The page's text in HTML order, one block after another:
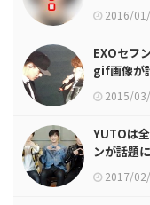
2016/
EXOセフ
gif画像が
2015/
YUTOは
ンが話題に
2017/